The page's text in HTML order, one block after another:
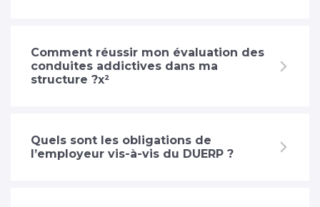
Comment réussir mon évaluation des
conduites addictives dans ma
structure ?x²
Quels sont les obligations de
l’employeur vis-à-vis du DUERP ?